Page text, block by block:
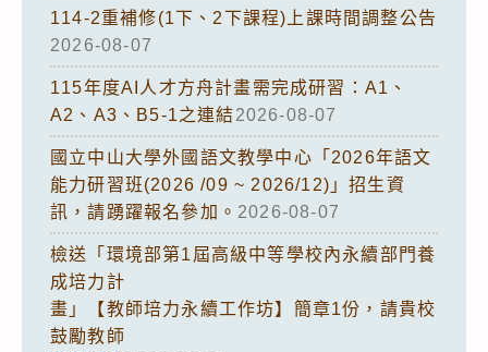
114-2重補修(1下、2下課程)上課時間調整公告
2026-08-07
115年度AI人才方舟計畫需完成研習：A1、
A2、A3、B5-1之連結2026-08-07
國立中山大學外國語文教學中心「2026年語文
能力研習班(2026 /09 ~ 2026/12)」招生資
訊，請踴躍報名參加。 2026-08-07
檢送「環境部第1屆高級中等學校內永續部門養
成培力計
畫」【教師培力永續工作坊】簡章1份，請貴校
鼓勵教師